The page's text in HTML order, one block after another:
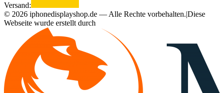
Versand:
© 2026 iphonedisplayshop.de — Alle Rechte vorbehalten.|Diese
Webseite wurde erstellt durch